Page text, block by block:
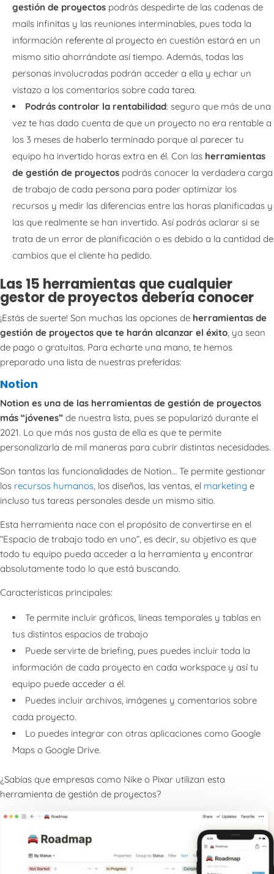
gestión de proyectos podrás despedirte de las cadenas de
mails infinitas y las reuniones interminables, pues toda la
información referente al proyecto en cuestión estará en un
mismo sitio ahorrándote así tiempo. Además, todas las
personas involucradas podrán acceder a ella y echar un
vistazo a los comentarios sobre cada tarea.
Podrás controlar la rentabilidad: seguro que más de una
vez te has dado cuenta de que un proyecto no era rentable a
los 3 meses de haberlo terminado porque al parecer tu
equipo ha invertido horas extra en él. Con las herramientas
de gestión de proyectos podrás conocer la verdadera carga
de trabajo de cada persona para poder optimizar los
recursos y medir las diferencias entre las horas planificadas y
las que realmente se han invertido. Así podrás aclarar si se
trata de un error de planificación o es debido a la cantidad de
cambios que el cliente ha pedido.
Las 15 herramientas que cualquier
gestor de proyectos debería conocer
¡Estás de suerte! Son muchas las opciones de herramientas de
gestión de proyectos que te harán alcanzar el éxito , ya sean
de pago o gratuitas. Para echarte una mano, te hemos
preparado una lista de nuestras preferidas:
Notion
Notion es una de las herramientas de gestión de proyectos
más “jóvenes” de nuestra lista, pues se popularizó durante el
2021. Lo que más nos gusta de ella es que te permite
personalizarla de mil maneras para cubrir distintas necesidades.
Son tantas las funcionalidades de Notion… Te permite gestionar
los recursos humanos , los diseños, las ventas, el marketing e
incluso tus tareas personales desde un mismo sitio.
Esta herramienta nace con el propósito de convertirse en el
“Espacio de trabajo todo en uno”, es decir, su objetivo es que
todo tu equipo pueda acceder a la herramienta y encontrar
absolutamente todo lo que está buscando.
Características principales:
Te permite incluir gráficos, líneas temporales y tablas en
tus distintos espacios de trabajo
Puede servirte de briefing, pues puedes incluir toda la
información de cada proyecto en cada workspace y así tu
equipo puede acceder a él.
Puedes incluir archivos, imágenes y comentarios sobre
cada proyecto.
Lo puedes integrar con otras aplicaciones como Google
Maps o Google Drive.
¿Sabías que empresas como Nike o Pixar utilizan esta
herramienta de gestión de proyectos?